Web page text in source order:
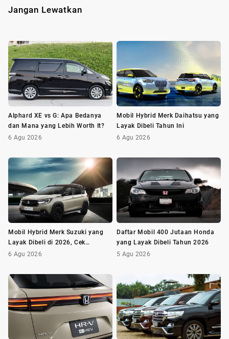
Jangan Lewatkan
Alphard XE vs G: Apa Bedanya
dan Mana yang Lebih Worth It?
6 Agu 2026
Mobil Hybrid Merk Daihatsu yang
Layak Dibeli Tahun Ini
6 Agu 2026
Mobil Hybrid Merk Suzuki yang
Layak Dibeli di 2026, Cek
Daftarnya!
6 Agu 2026
Daftar Mobil 400 Jutaan Honda
yang Layak Dibeli Tahun 2026
5 Agu 2026